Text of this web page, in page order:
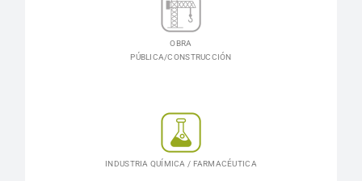
OBRA
PÚBLICA/CONSTRUCCIÓN
INDUSTRIA QUÍMICA / FARMACÉUTICA